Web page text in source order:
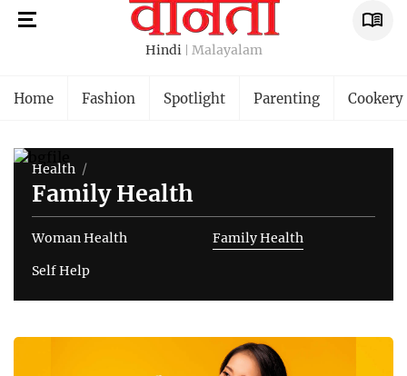
Hindi Malayalam
Home Fashion Spotlight Parenting Cookery
Health
Family Health
Woman Health
Family Health
Self Help